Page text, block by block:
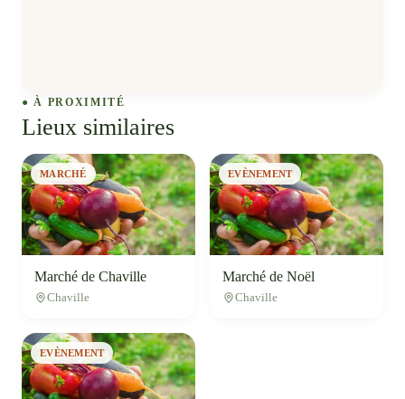
● À PROXIMITÉ
Lieux similaires
MARCHÉ
Marché de Chaville
Chaville
EVÈNEMENT
Marché de Noël
Chaville
EVÈNEMENT